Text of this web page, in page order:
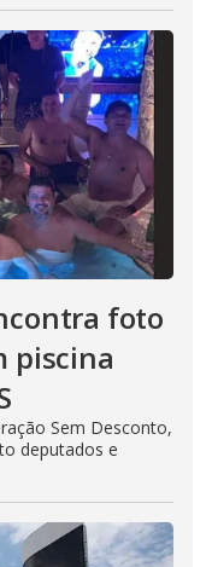
foto
piscina
Sem Desconto,
deputados e